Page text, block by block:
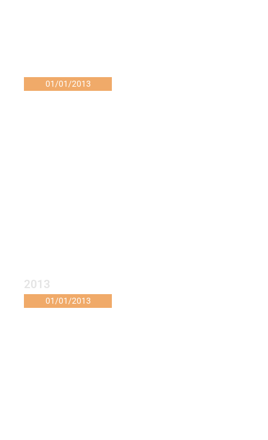
01/01/2013
2013
01/01/2013